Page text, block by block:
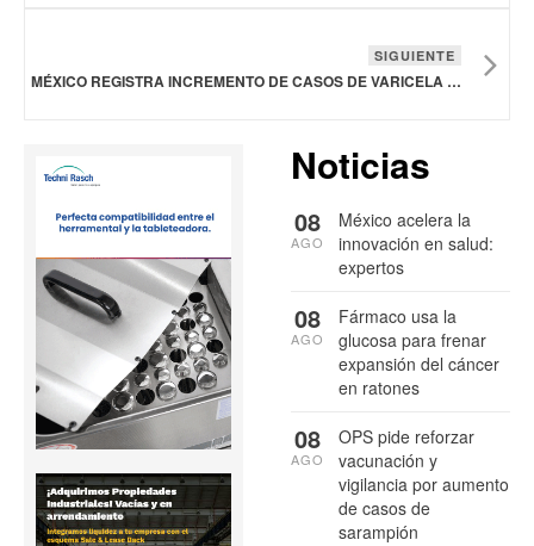
SIGUIENTE
MÉXICO REGISTRA INCREMENTO DE CASOS DE VARICELA EN 2024
Noticias
México acelera la
innovación en salud:
expertos
08
AGO
Fármaco usa la
glucosa para frenar
expansión del cáncer
en ratones
08
AGO
OPS pide reforzar
vacunación y
vigilancia por aumento
de casos de
sarampión
08
AGO